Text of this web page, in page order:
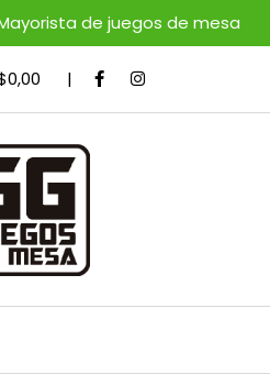
de juegos de mesa